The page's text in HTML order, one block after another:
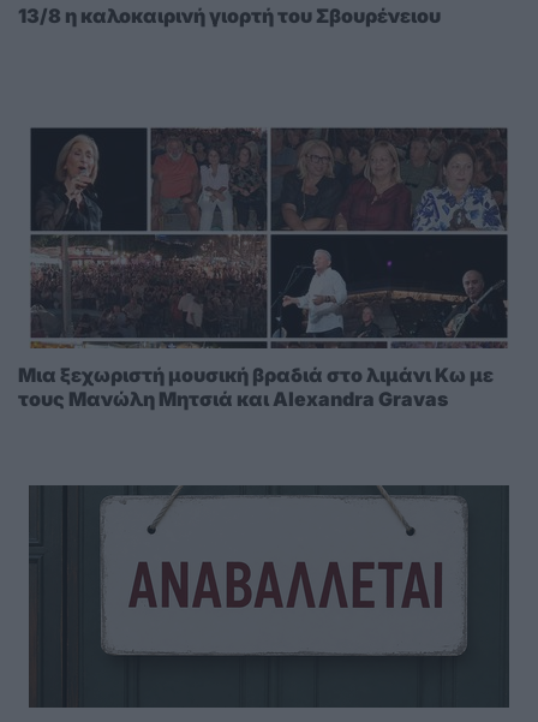
13/8 η καλοκαιρινή γιορτή του Σβουρένειου
Μια ξεχωριστή μουσική βραδιά στο λιμάνι Κω με
τους Μανώλη Μητσιά και Alexandra Gravas